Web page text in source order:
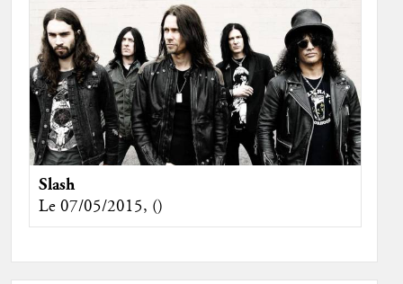
Slash
Le 07/05/2015, ()